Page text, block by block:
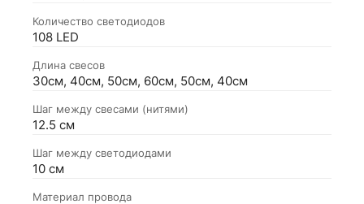
Количество светодиодов
108 LED
Длина свесов
30см, 40см, 50см, 60см, 50см, 40см
Шаг между свесами (нитями)
12.5 см
Шаг между светодиодами
10 см
Материал провода